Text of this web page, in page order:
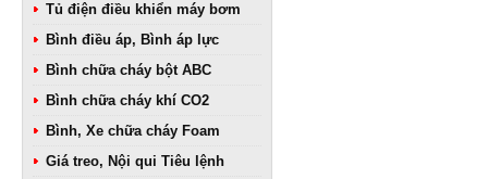
Tủ điện điều khiển máy bơm
Bình điều áp, Bình áp lực
Bình chữa cháy bột ABC
Bình chữa cháy khí CO2
Bình, Xe chữa cháy Foam
Giá treo, Nội qui Tiêu lệnh